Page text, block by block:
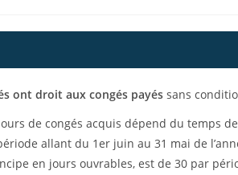
ont droit aux congés payés sans
de congés acquis dépend du temps
allant du 1er juin au 31 mai de
en jours ouvrables, est de 30 par